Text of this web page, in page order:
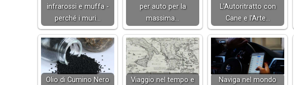
infrarossi e muffa -
perché i muri…
per auto per la
massima…
L'Autoritratto con
Cane e l'Arte…
Olio di Cumino Nero
Viaggio nel tempo e
Naviga nel mondo